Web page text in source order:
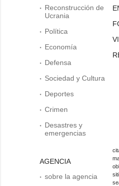
Reconstrucción de
Ucrania
Política
Economía
Defensa
Sociedad y Cultura
Deportes
Crimen
Desastres y
emergencias
AGENCIA
sobre la agencia